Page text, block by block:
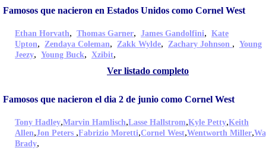
Famosos que nacieron en Estados Unidos como Cornel West
Ethan Horvath, Thomas Garner, James Gandolfini, Kate
Upton, Zendaya Coleman, Zakk Wylde, Zachary Johnson , Young
Jeezy, Young Buck, Xzibit,
Ver listado completo
Famosos que nacieron el dia 2 de junio como Cornel West
Tony Hadley,Marvin Hamlisch,Lasse Hallstrom,Kyle Petty,Keith
Allen,Jon Peters ,Fabrizio Moretti,Cornel West,Wentworth Miller,
Brady,